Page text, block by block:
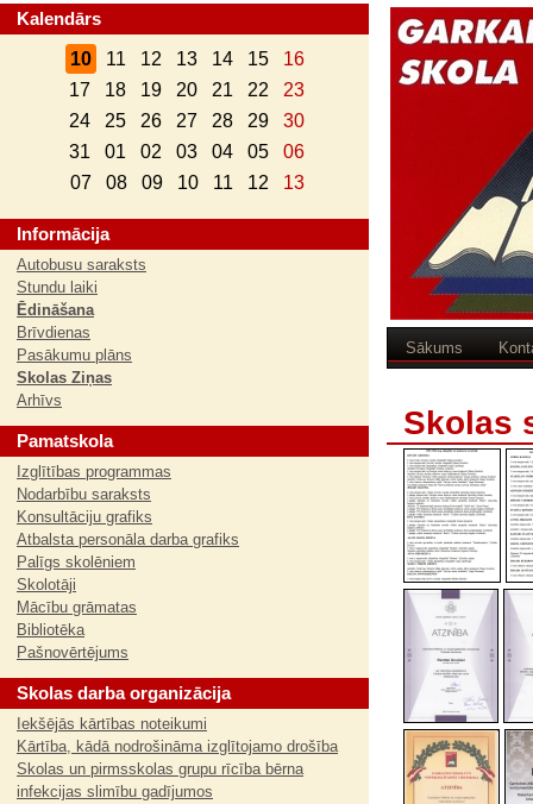
Sākums
Skolas
Kalendārs
10
11 12 13 14 15
16
17
18 19 20 21 22
23
24
25 26 27 28 29
30
31
01 02 03 04 05
06
07
08 09 10 11 12 13
Informācija
Autobusu saraksts
Stundu laiki
Ēdināšana
Brīvdienas
Pasākumu plāns
Skolas Ziņas
Arhīvs
Pamatskola
Izglītības programmas
Nodarbību saraksts
Konsultāciju grafiks
Atbalsta personāla darba grafiks
Palīgs skolēniem
Skolotāji
Mācību grāmatas
Bibliotēka
Pašnovērtējums
Skolas darba organizācija
Iekšējās kārtības noteikumi
Kārtība, kādā nodrošināma izglītojamo drošība
Skolas un pirmsskolas grupu rīcība bērna
infekcijas slimību gadījumos